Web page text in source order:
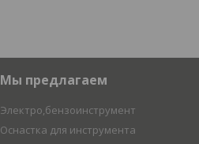
Мы предлагаем
Электро,бензоинструмент
Оснастка для инструмента